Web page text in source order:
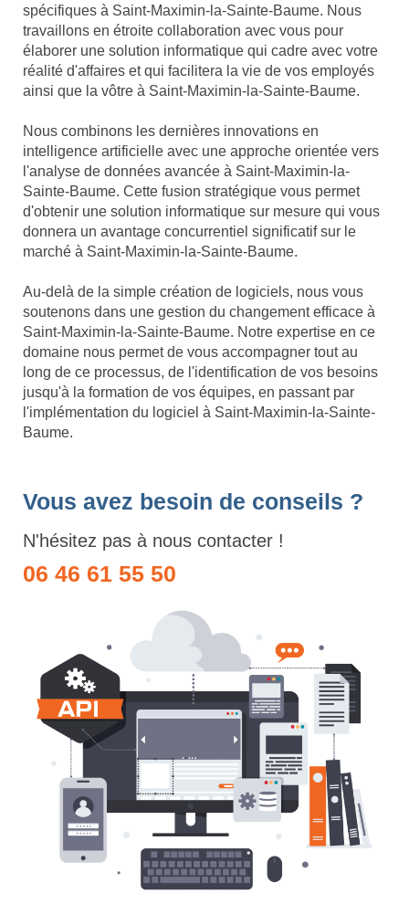
spécifiques à Saint-Maximin-la-Sainte-Baume. Nous
travaillons en étroite collaboration avec vous pour
élaborer une solution informatique qui cadre avec votre
réalité d'affaires et qui facilitera la vie de vos employés
ainsi que la vôtre à Saint-Maximin-la-Sainte-Baume.
Nous combinons les dernières innovations en
intelligence artificielle avec une approche orientée vers
l'analyse de données avancée à Saint-Maximin-la-
Sainte-Baume. Cette fusion stratégique vous permet
d'obtenir une solution informatique sur mesure qui vous
donnera un avantage concurrentiel significatif sur le
marché à Saint-Maximin-la-Sainte-Baume.
Au-delà de la simple création de logiciels, nous vous
soutenons dans une gestion du changement efficace à
Saint-Maximin-la-Sainte-Baume. Notre expertise en ce
domaine nous permet de vous accompagner tout au
long de ce processus, de l'identification de vos besoins
jusqu'à la formation de vos équipes, en passant par
l'implémentation du logiciel à Saint-Maximin-la-Sainte-
Baume.
Vous avez besoin de conseils ?
N'hésitez pas à nous contacter !
06 46 61 55 50